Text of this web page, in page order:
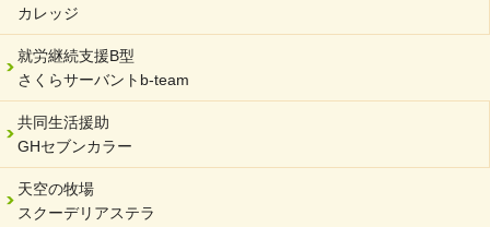
2024/01/15
令和6年能登半島地震被災者支援において
2023/12/29
年末年始のお知らせ
2023/12/18
北方支店・保護者交流会「収穫祭」
2023/11/08
カレッジ
就労継続支援B型
さくらサーバントb-team
共同生活援助
GHセブンカラー
天空の牧場
スクーデリアステラ